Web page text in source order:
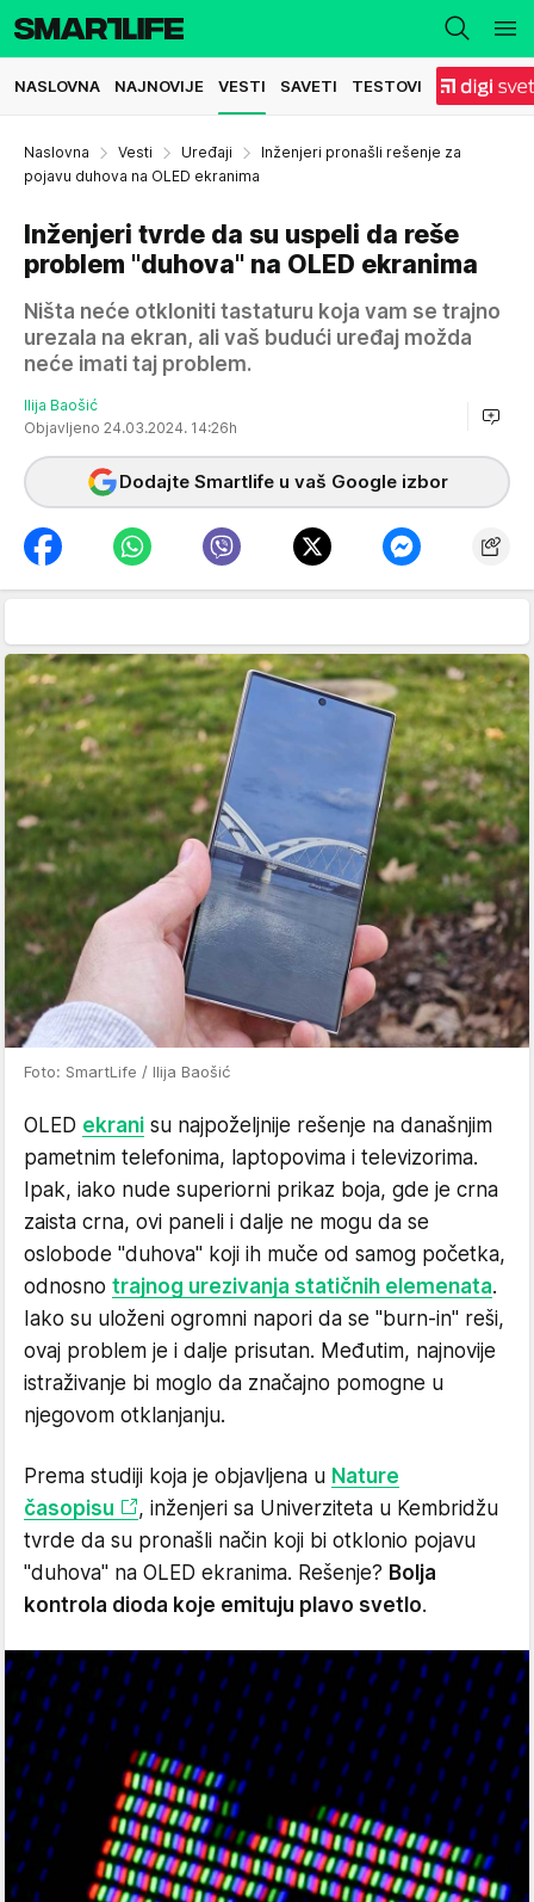
NASLOVNA NAJNOVIJE VESTI SAVETI TESTOVI
Naslovna Vesti Uređaji
Inženjeri pronašli rešenje za
pojavu duhova na OLED ekranima
Inženjeri tvrde da su uspeli da reše
problem "duhova" na OLED ekranima
Ništa neće otkloniti tastaturu koja vam se trajno
urezala na ekran, ali vaš budući uređaj možda
neće imati taj problem.
Ilija Baošić
Objavljeno 24.03.2024. 14:26h
Dodajte Smartlife u vaš Google izbor
Foto: SmartLife / Ilija Baošić
OLED ekrani su najpoželjnije rešenje na današnjim
pametnim telefonima, laptopovima i televizorima.
Ipak, iako nude superiorni prikaz boja, gde je crna
zaista crna, ovi paneli i dalje ne mogu da se
oslobode "duhova" koji ih muče od samog početka,
odnosno trajnog urezivanja statičnih elemenata.
Iako su uloženi ogromni napori da se "burn-in" reši,
ovaj problem je i dalje prisutan. Međutim, najnovije
istraživanje bi moglo da značajno pomogne u
njegovom otklanjanju.
Prema studiji koja je objavljena u Nature
časopisu
, inženjeri sa Univerziteta u Kembridžu
tvrde da su pronašli način koji bi otklonio pojavu
"duhova" na OLED ekranima. Rešenje? Bolja
kontrola dioda koje emituju plavo svetlo.